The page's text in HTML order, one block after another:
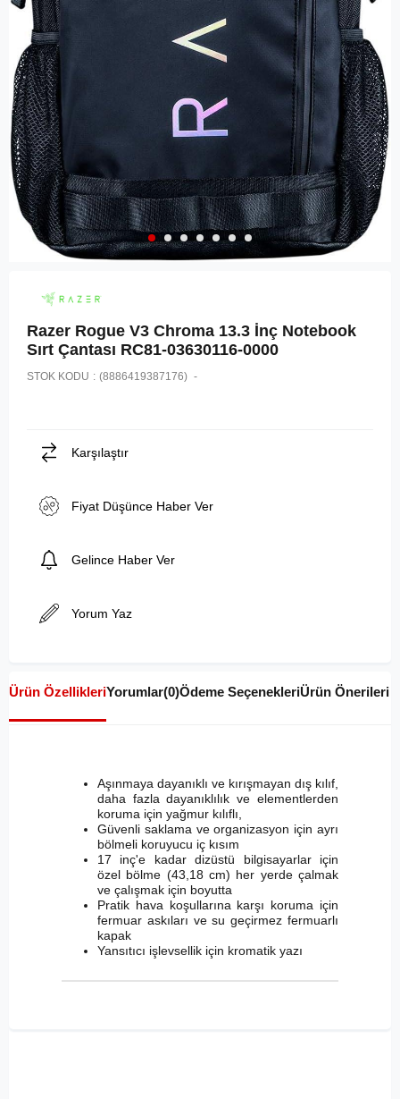
Razer Rogue V3 Chroma 13.3 İnç Notebook
Sırt Çantası RC81-03630116-0000
STOK KODU (8886419387176)
Karşılaştır
Fiyat Düşünce Haber Ver
Gelince Haber Ver
Yorum Yaz
Ürün ÖzellikleriYorumlar(0)Ödeme SeçenekleriÜrün Önerileri
Aşınmaya dayanıklı ve kırışmayan dış kılıf,
daha fazla dayanıklılık ve elementlerden
koruma için yağmur kılıflı,
Güvenli saklama ve organizasyon için ayrı
bölmeli koruyucu iç kısım
17 inç'e kadar dizüstü bilgisayarlar için
özel bölme (43,18 cm) her yerde çalmak
ve çalışmak için boyutta
Pratik hava koşullarına karşı koruma için
fermuar askıları ve su geçirmez fermuarlı
kapak
Yansıtıcı işlevsellik için kromatik yazı